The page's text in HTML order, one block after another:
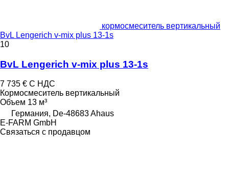
кормосмеситель вертикальный
BvL Lengerich v-mix plus 13-1s
10
BvL Lengerich v-mix plus 13-1s
7 735 € С НДС
Кормосмеситель вертикальный
Объем 13 м³
Германия, De-48683 Ahaus
E-FARM GmbH
Связаться с продавцом